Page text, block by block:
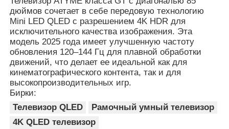
дюймов сочетает в себе передовую технологию
Mini LED QLED с разрешением 4K HDR для
исключительного качества изображения. Эта
модель 2025 года имеет улучшенную частоту
обновления 120–144 Гц для плавной обработки
движений, что делает ее идеальной как для
кинематографического контента, так и для
высокопроизводительных игр.
Бирки:
Телевизор QLED
Рамочный умный телевизор
4K QLED телевизор